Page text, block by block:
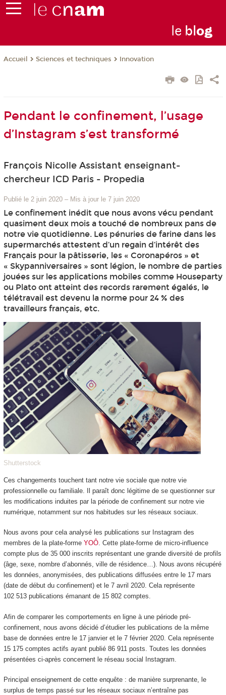
le blog
Accueil Sciences et techniques Innovation
Pendant le confinement, l’usage
d’Instagram s’est transformé
François Nicolle Assistant enseignant-
chercheur ICD Paris - Propedia
Publié le 2 juin 2020 – Mis à jour le 7 juin 2020
Le confinement inédit que nous avons vécu pendant
quasiment deux mois a touché de nombreux pans de
notre vie quotidienne. Les pénuries de farine dans les
supermarchés attestent d’un regain d’intérêt des
Français pour la pâtisserie, les « Coronapéros » et
« Skypanniversaires » sont légion, le nombre de parties
jouées sur les applications mobiles comme Houseparty
ou Plato ont atteint des records rarement égalés, le
télétravail est devenu la norme pour 24 % des
travailleurs français, etc.
Shutterstock
Ces changements touchent tant notre vie sociale que notre vie
professionnelle ou familiale. Il paraît donc légitime de se questionner sur
les modifications induites par la période de confinement sur notre vie
numérique, notamment sur nos habitudes sur les réseaux sociaux.
Nous avons pour cela analysé les publications sur Instagram des
membres de la plate-forme YOÔ. Cette plate-forme de micro-influence
compte plus de 35 000 inscrits représentant une grande diversité de profils
(âge, sexe, nombre d’abonnés, ville de résidence…). Nous avons récupéré
les données, anonymisées, des publications diffusées entre le 17 mars
(date de début du confinement) et le 7 avril 2020. Cela représente
102 513 publications émanant de 15 802 comptes.
Afin de comparer les comportements en ligne à une période pré-
confinement, nous avons décidé d’étudier les publications de la même
base de données entre le 17 janvier et le 7 février 2020. Cela représente
15 175 comptes actifs ayant publié 86 911 posts. Toutes les données
présentées ci-après concernent le réseau social Instagram.
Principal enseignement de cette enquête : de manière surprenante, le
surplus de temps passé sur les réseaux sociaux n’entraîne pas